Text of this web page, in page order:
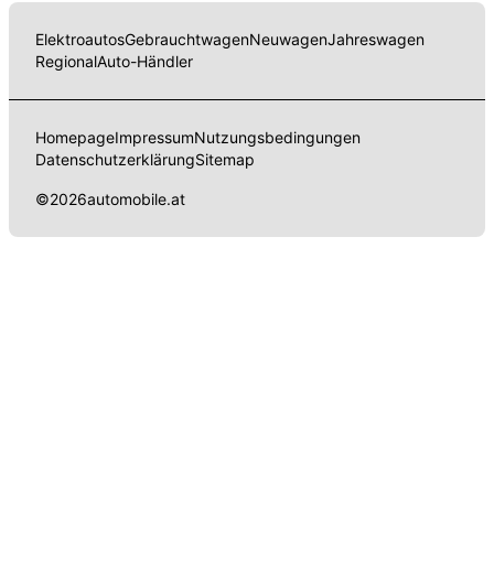
ElektroautosGebrauchtwagenNeuwagenJahreswagen
RegionalAuto-Händler
HomepageImpressumNutzungsbedingungen
DatenschutzerklärungSitemap
©2026automobile.at